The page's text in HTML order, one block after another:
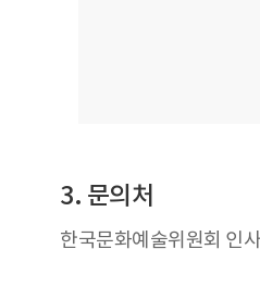
3. 문의처
한국문화예술위원회 인